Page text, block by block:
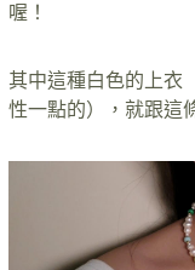
喔！
其中這種白色的上衣
性一點的），就跟這